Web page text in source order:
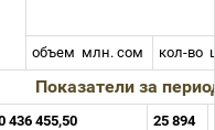
объем млн. сом кол-во
Показатели за
436 455,50 25 894